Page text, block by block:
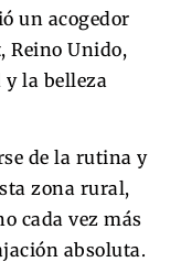
un acogedor
Reino Unido,
la belleza
de la rutina y
zona rural,
cada vez más
absoluta.